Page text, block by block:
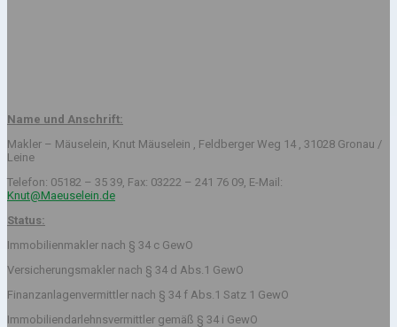
Name und Anschrift:
Makler – Mäuselein, Knut Mäuselein , Feldberger Weg 14 , 31028 Gronau /
Leine
Telefon: 05182 – 35 39, Fax: 03222 – 241 76 09, E-Mail:
Knut@Maeuselein.de
Status:
Immobilienmakler nach § 34 c GewO
Versicherungsmakler nach § 34 d Abs.1 GewO
Finanzanlagenvermittler nach § 34 f Abs.1 Satz 1 GewO
Immobiliendarlehnsvermittler gemäß § 34 i GewO